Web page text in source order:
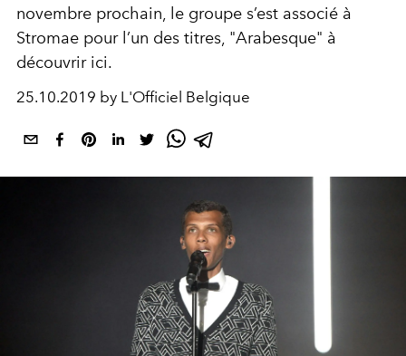
novembre prochain, le groupe s’est associé à
Stromae pour l’un des titres, "Arabesque" à
découvrir ici.
25.10.2019 by L'Officiel Belgique